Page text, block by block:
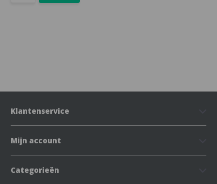
Klantenservice
Mijn account
Categorieën